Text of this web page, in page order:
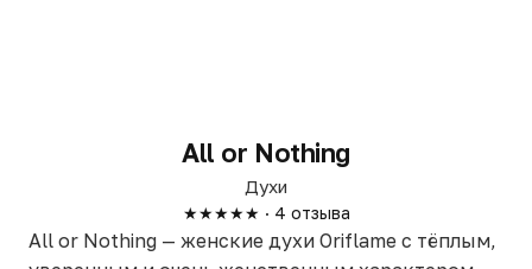
All or Nothing
Духи
★★★★★ · 4 отзыва
All or Nothing — женские духи Oriflame с тёплым,